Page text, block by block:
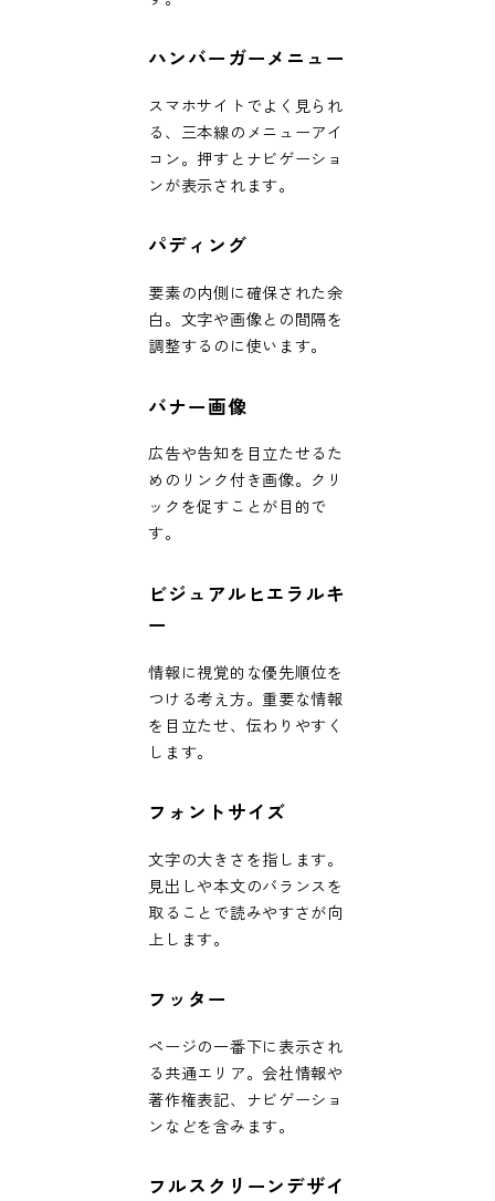
ハンバーガーメニュー
スマホサイトでよく見られ
る、三本線のメニューアイ
コン。押すとナビゲーショ
ンが表示されます。
パディング
要素の内側に確保された余
白。文字や画像との間隔を
調整するのに使います。
バナー画像
広告や告知を目立たせるた
めのリンク付き画像。クリ
ックを促すことが目的で
す。
ビジュアルヒエラルキ
ー
情報に視覚的な優先順位を
つける考え方。重要な情報
を目立たせ、伝わりやすく
します。
フォントサイズ
文字の大きさを指します。
見出しや本文のバランスを
取ることで読みやすさが向
上します。
フッター
ページの一番下に表示され
る共通エリア。会社情報や
著作権表記、ナビゲーショ
ンなどを含みます。
フルスクリーンデザイ